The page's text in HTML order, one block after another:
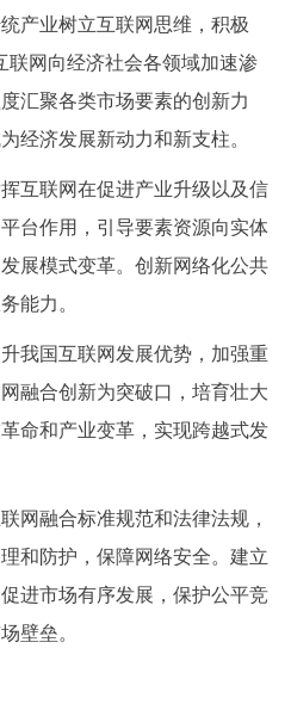
业树立互联网思维，积极
联网向经济社会各领域加速渗
汇聚各类市场要素的创新力
经济发展新动力和新支柱。
联网在促进产业升级以及信
台作用，引导要素资源向实体
展模式变革。创新网络化公共
能力。
国互联网发展优势，加强重
融合创新为突破口，培育壮大
命和产业变革，实现跨越式发
融合标准规范和法律法规，
和防护，保障网络安全。建立
进市场有序发展，保护公平竞
壁垒。